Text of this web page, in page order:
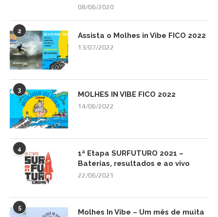
08/06/2020
2 Assista o Molhes in Vibe FICO 2022
13/07/2022
3 MOLHES IN VIBE FICO 2022
14/06/2022
4
1ª Etapa SURFUTURO 2021 –
Baterias, resultados e ao vivo
22/06/2021
5
Molhes In Vibe – Um mês de muita